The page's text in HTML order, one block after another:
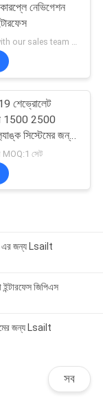
নেভিগেশন
negotiate with our sales team MOQ:10 টুকরো
শেভ্রোলেট
1500 2500
সিস্টেমের জন্য
নেভিগেশন
সেট
জন্য Lsailt
জিপিএস
জন্য Lsailt
সব